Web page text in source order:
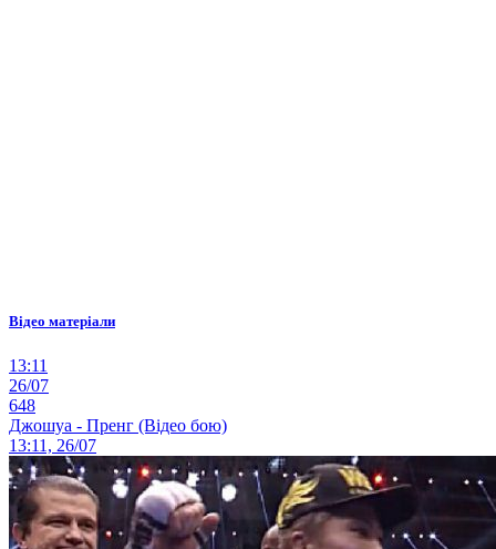
Відео матеріали
13:11
26/07
648
Джошуа - Пренг (Відео бою)
13:11, 26/07